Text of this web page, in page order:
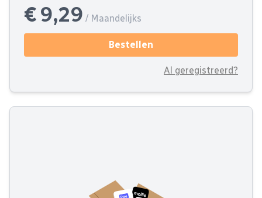
€ 9,29 / Maandelijks
Bestellen
Al geregistreerd?